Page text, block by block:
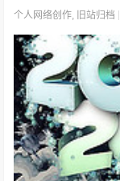
个人网络创作, 旧站归档